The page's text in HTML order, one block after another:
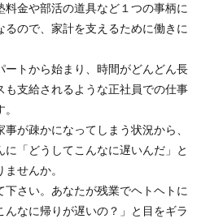
したい...
を後悔する女性が元旦那と復縁す
は？復縁の方法を解説
には、夫婦生活がうまく行かずに離婚とい
肢をとった夫婦がいます。ですが、元夫と
たこと...
金や部活の道具など１つの事柄に
ので、家計を支えるために働きに
ートから始まり、時間がどんどん長
も支給されるような正社員での仕事
が疎かになってしまう状況から、
「どうしてこんなに遅いんだ」と
せんか。
さい。あなたが残業でヘトヘトに
なに帰りが遅いの？」と目をギラ